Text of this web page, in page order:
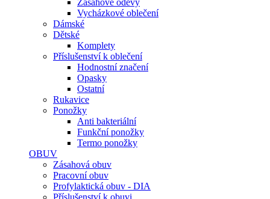
Zásahové oděvy
Vycházkové oblečení
Dámské
Dětské
Komplety
Příslušenství k oblečení
Hodnostní značení
Opasky
Ostatní
Rukavice
Ponožky
Anti bakteriální
Funkční ponožky
Termo ponožky
OBUV
Zásahová obuv
Pracovní obuv
Profylaktická obuv - DIA
Příslušenství k obuvi